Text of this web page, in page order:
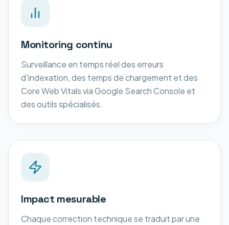
Monitoring continu
Surveillance en temps réel des erreurs
d'indexation, des temps de chargement et des
Core Web Vitals via Google Search Console et
des outils spécialisés.
Impact mesurable
Chaque correction technique se traduit par une